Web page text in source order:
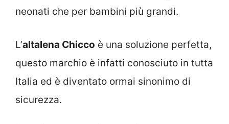
neonati che per bambini più grandi.
L’altalena Chicco è una soluzione perfetta,
questo marchio è infatti conosciuto in tutta
Italia ed è diventato ormai sinonimo di
sicurezza.